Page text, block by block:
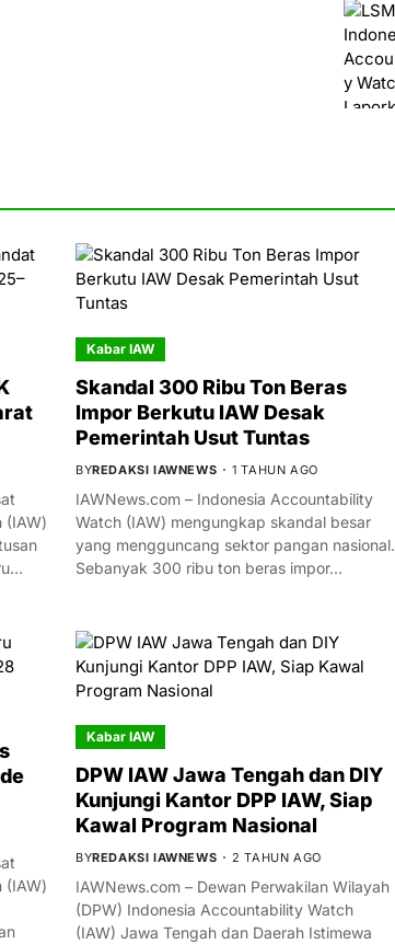
(IAW)
Kabar IAW
Skandal 300 Ribu Ton Beras
Impor Berkutu IAW Desak
Pemerintah Usut Tuntas
BYREDAKSI IAWNEWS 1 TAHUN AGO
IAWNews.com – Indonesia Accountability
Watch (IAW) mengungkap skandal besar
yang mengguncang sektor pangan nasional.
Sebanyak 300 ribu ton beras impor…
(IAW)
Kabar IAW
DPW IAW Jawa Tengah dan DIY
Kunjungi Kantor DPP IAW, Siap
Kawal Program Nasional
BYREDAKSI IAWNEWS 2 TAHUN AGO
IAWNews.com – Dewan Perwakilan Wilayah
(DPW) Indonesia Accountability Watch
(IAW) Jawa Tengah dan Daerah Istimewa